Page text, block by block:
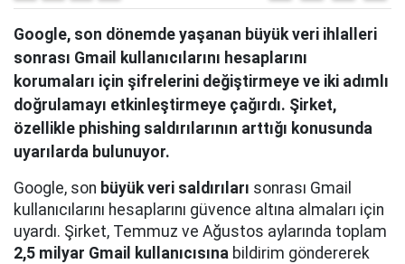
Google, son dönemde yaşanan büyük veri ihlalleri
sonrası Gmail kullanıcılarını hesaplarını
korumaları için şifrelerini değiştirmeye ve iki adımlı
doğrulamayı etkinleştirmeye çağırdı. Şirket,
özellikle phishing saldırılarının arttığı konusunda
uyarılarda bulunuyor.
Google, son büyük veri saldırıları sonrası Gmail
kullanıcılarını hesaplarını güvence altına almaları için
uyardı. Şirket, Temmuz ve Ağustos aylarında toplam
2,5 milyar Gmail kullanıcısına bildirim göndererek